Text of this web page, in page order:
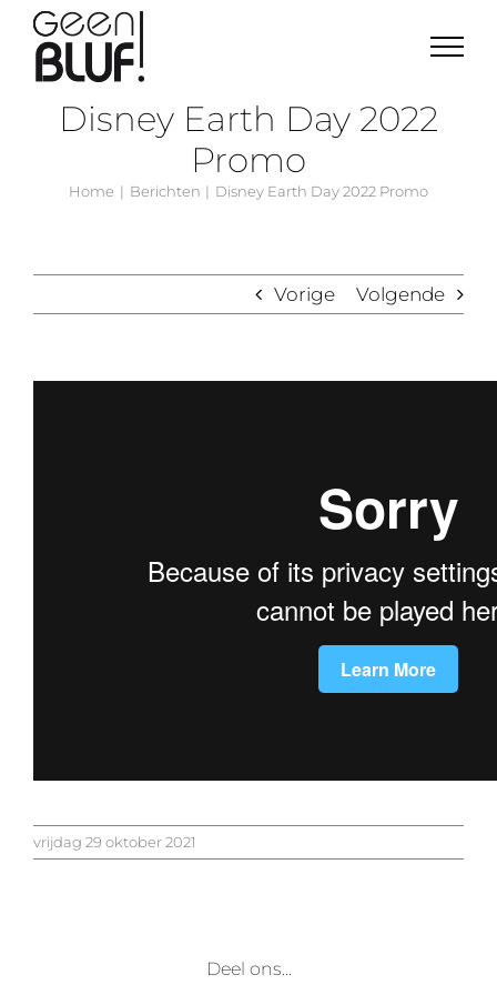
naar
inhoud
Disney Earth Day 2022
Promo
Home Berichten Disney Earth Day 2022 Promo
Vorige Volgende
vrijdag 29 oktober 2021
Deel ons...